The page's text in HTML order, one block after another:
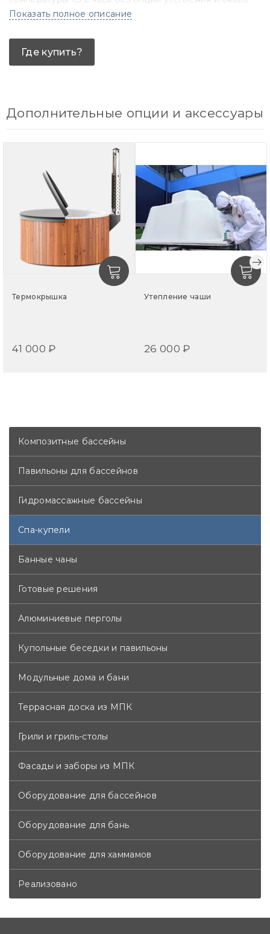
Композитные бассейны
Павильоны для бассейнов
Гидромассажные бассейны
Спа-купели
Банные чаны
Готовые решения
Алюминиевые перголы
Купольные беседки и павильоны
Модульные дома и бани
Террасная доска из МПК
Грили и гриль-столы
Фасады и заборы из МПК
Оборудование для бассейнов
Оборудование для бань
Оборудование для хаммамов
Реализовано
часа с таковой. В комплекте с термокрышкой можно
сохранение тепла длительное время даже зимой.
Уютные метр шестьдесят в диаметре вместят до 4
человек. Добавь к этому аэромассаж и хромотерапию
такой чаше имеет красивый глубокий оттенок.
тёмном исполнении на выбор.
Показать полное описание
Где купить?
Дополнительные опции и аксессуары
Термокрышка
41 000 ₽
Утепление чаши
26 000 ₽